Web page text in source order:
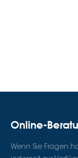
Online-
Wenn Sie Fragen